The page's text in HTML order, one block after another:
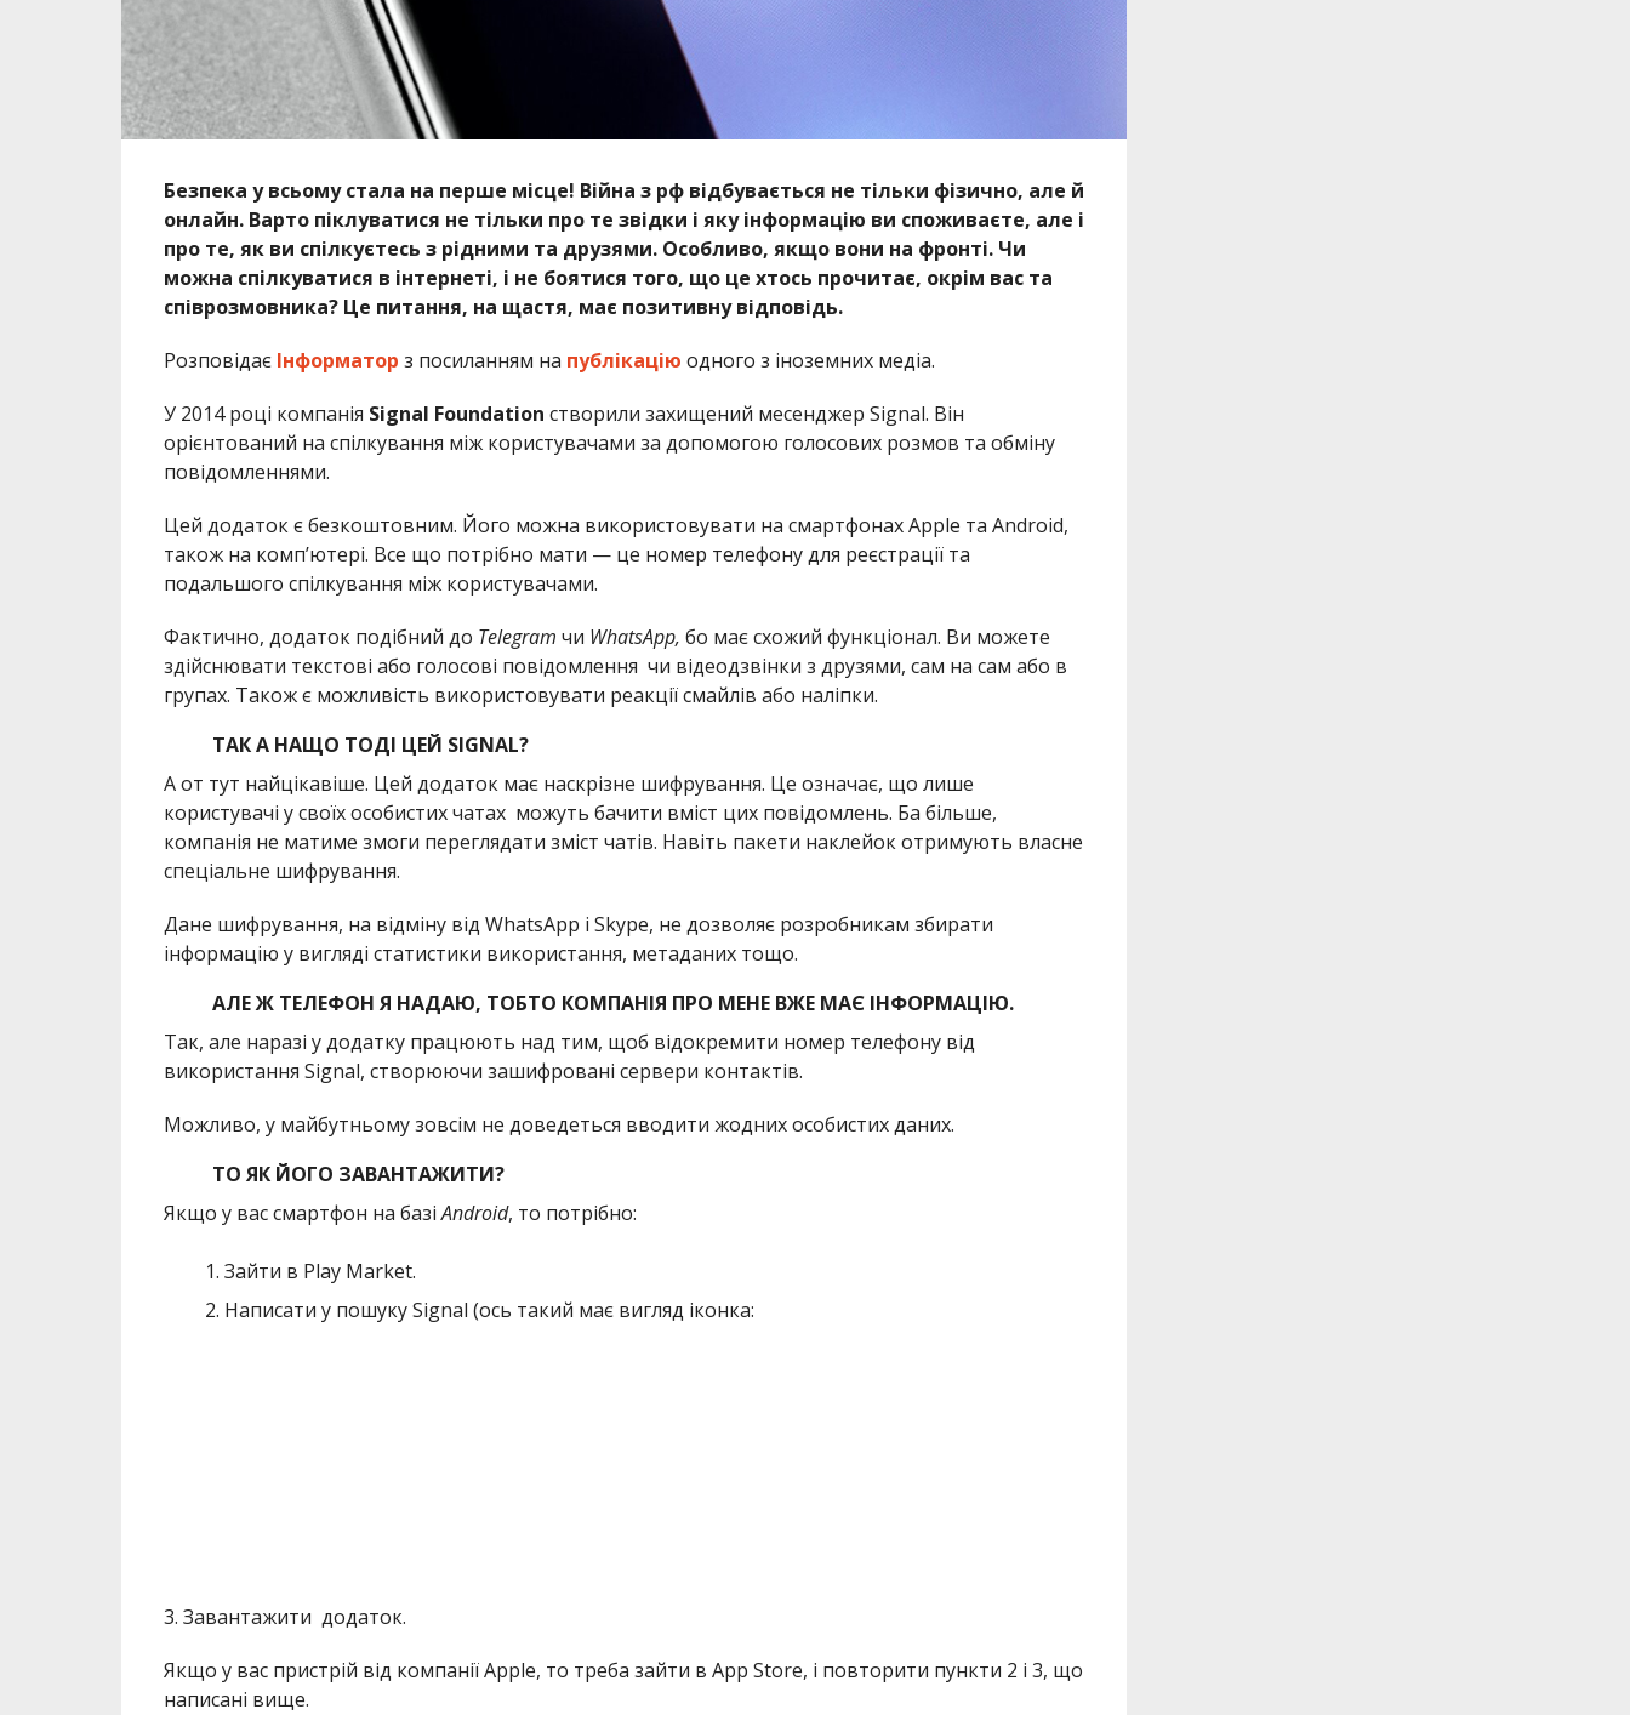
Безпека у всьому стала на перше місце! Війна з рф відбувається не тільки фізично, але й
онлайн. Варто піклуватися не тільки про те звідки і яку інформацію ви споживаєте, але і
про те, як ви спілкуєтесь з рідними та друзями. Особливо, якщо вони на фронті. Чи
можна спілкуватися в інтернеті, і не боятися того, що це хтось прочитає, окрім вас та
співрозмовника? Це питання, на щастя, має позитивну відповідь.
Розповідає Інформатор з посиланням на публікацію одного з іноземних медіа.
У 2014 році компанія Signal Foundation створили захищений месенджер Signal. Він
орієнтований на спілкування між користувачами за допомогою голосових розмов та обміну
повідомленнями.
Цей додаток є безкоштовним. Його можна використовувати на смартфонах Apple та Android,
також на комп’ютері. Все що потрібно мати — це номер телефону для реєстрації та
подальшого спілкування між користувачами.
Фактично, додаток подібний до Telegram чи WhatsApp, бо має схожий функціонал. Ви можете
здійснювати текстові або голосові повідомлення чи відеодзвінки з друзями, сам на сам або в
групах. Також є можливість використовувати реакції смайлів або наліпки.
ТАК А НАЩО ТОДІ ЦЕЙ SIGNAL?
А от тут найцікавіше. Цей додаток має наскрізне шифрування. Це означає, що лише
користувачі у своїх особистих чатах можуть бачити вміст цих повідомлень. Ба більше,
компанія не матиме змоги переглядати зміст чатів. Навіть пакети наклейок отримують власне
спеціальне шифрування.
Дане шифрування, на відміну від WhatsApp і Skype, не дозволяє розробникам збирати
інформацію у вигляді статистики використання, метаданих тощо.
АЛЕ Ж ТЕЛЕФОН Я НАДАЮ, ТОБТО КОМПАНІЯ ПРО МЕНЕ ВЖЕ МАЄ ІНФОРМАЦІЮ.
Так, але наразі у додатку працюють над тим, щоб відокремити номер телефону від
використання Signal, створюючи зашифровані сервери контактів.
Можливо, у майбутньому зовсім не доведеться вводити жодних особистих даних.
ТО ЯК ЙОГО ЗАВАНТАЖИТИ?
Якщо у вас смартфон на базіAndroid, то потрібно:
Зайти в Play Market.
Написати у пошуку Signal (ось такий має вигляд іконка:
3. Завантажити додаток.
Якщо у вас пристрій від компанії Apple, то треба зайти в App Store, і повторити пункти 2 і 3, що
написані вище.